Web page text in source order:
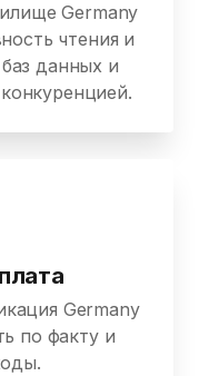
Germany
чтения и
данных и
Germany
по факту и